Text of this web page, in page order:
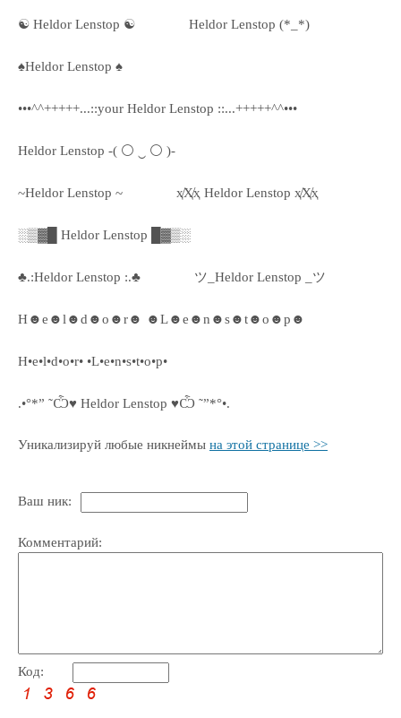
☯ Heldor Lenstop ☯ Heldor Lenstop (*_*)
♠Heldor Lenstop ♠
•••^^+++++...::your Heldor Lenstop ::...+++++^^•••
Heldor Lenstop -( ⚪ ‿ ⚪ )-
~Heldor Lenstop ~ ҳ̸Ҳ̸ҳ Heldor Lenstop ҳ̸Ҳ̸ҳ
░▒▓█ Heldor Lenstop █▓▒░
♣.:Heldor Lenstop :.♣ ツ_Heldor Lenstop _ツ
H☻e☻l☻d☻o☻r☻ ☻L☻e☻n☻s☻t☻o☻p☻
H•e•l•d•o•r• •L•e•n•s•t•o•p•
.•°*” ˜Ѽ♥ Heldor Lenstop ♥Ѽ ˜”*°•.
Уникализируй любые никнеймы на этой странице >>
Ваш ник:
Комментарий:
Код: